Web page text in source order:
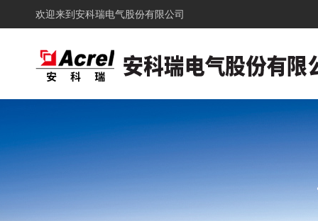
欢迎来到 安科瑞电气股份有限公司